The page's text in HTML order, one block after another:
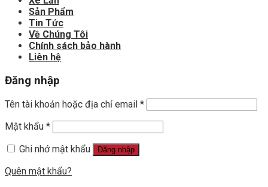
Sản Phẩm
Tin Tức
Về Chúng Tôi
Chính sách bảo hành
Liên hệ
Đăng nhập
Tên tài khoản hoặc địa chỉ email *
Mật khẩu *
Ghi nhớ mật khẩu
Đăng nhập
Quên mật khẩu?